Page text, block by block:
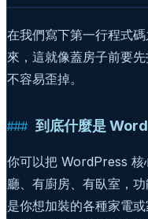
在我們寫下第一行程式
來，這就像蓋房子前要
不容易歪掉。
到底什麼是
你可以把 WordPress 核
廳、有廚房、有臥室，
是你想加裝的各種家電